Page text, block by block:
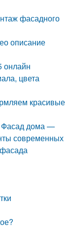
фасадного
описание
онлайн
цвета
красивые
Фасад дома —
современных